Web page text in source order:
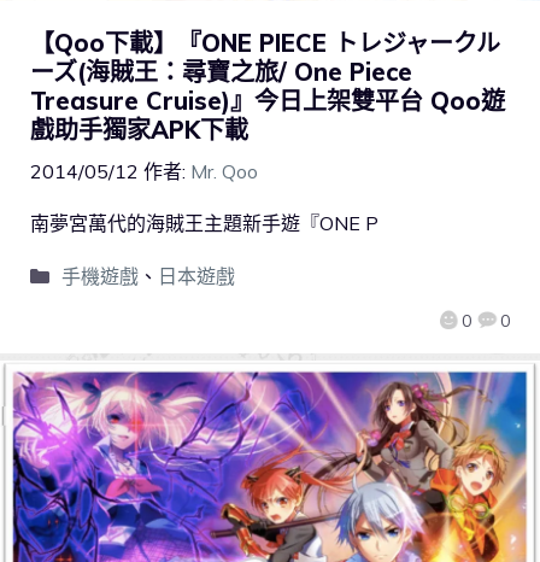
【Qoo下載】『ONE PIECE トレジャークル
ーズ(海賊王：尋寶之旅/ One Piece
Treasure Cruise)』今日上架雙平台 Qoo遊
戲助手獨家APK下載
2014/05/12 作者: Mr. Qoo
0 0
南夢宮萬代的海賊王主題新手遊『ONE P
手機遊戲、 日本遊戲